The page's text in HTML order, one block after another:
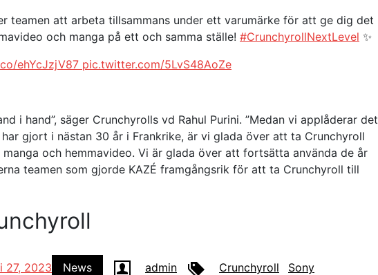
teamen att arbeta tillsammans under ett varumärke för att ge dig det
och manga på ett och samma ställe! #CrunchyrollNextLevel ✨
ehYcJzjV87 pic.twitter.com/5LvS48AoZe
i hand”, säger Crunchyrolls vd Rahul Purini. ”Medan vi applåderar det
har gjort i nästan 30 år i Frankrike, är vi glada över att ta Crunchyroll
och hemmavideo. Vi är glada över att fortsätta använda de år
teamen som gjorde KAZÉ framgångsrik för att ta Crunchyroll till
27, 2023 News admin Crunchyroll Sony